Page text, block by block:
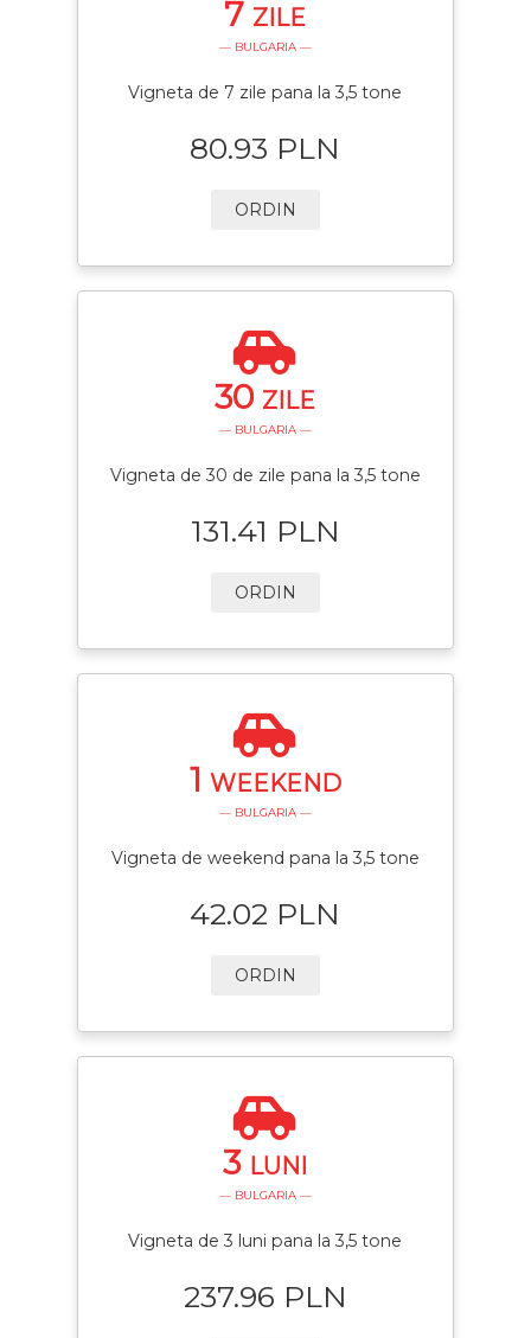
7 ZILE
— BULGARIA —
Vigneta de 7 zile pana la 3,5 tone
80.93 PLN
ORDIN
30 ZILE
— BULGARIA —
Vigneta de 30 de zile pana la 3,5 tone
131.41 PLN
ORDIN
1 WEEKEND
— BULGARIA —
Vigneta de weekend pana la 3,5 tone
42.02 PLN
ORDIN
3 LUNI
— BULGARIA —
Vigneta de 3 luni pana la 3,5 tone
237.96 PLN